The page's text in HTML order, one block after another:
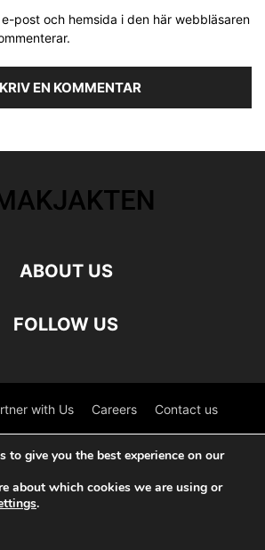
post och hemsida i den här webbläsaren
ABOUT US
FOLLOW US
with Us Careers Contact us
©
to give you the best experience on our
about which cookies we are using or
.
) Norsk bokmål (Norskt Bokmål